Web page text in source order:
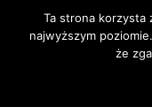
©
Ta strona korzysta
najwyższym
że